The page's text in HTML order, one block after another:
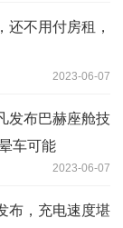
还不用付房租，
2023-06-07
发布巴赫座舱技
车可能
2023-06-07
布，充电速度堪